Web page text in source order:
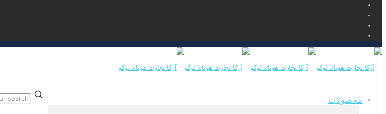
محصولات